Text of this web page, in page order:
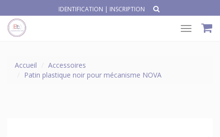
IDENTIFICATION | INSCRIPTION
Toggle
Accueil
Accessoires
Patin plastique noir pour mécanisme NOVA